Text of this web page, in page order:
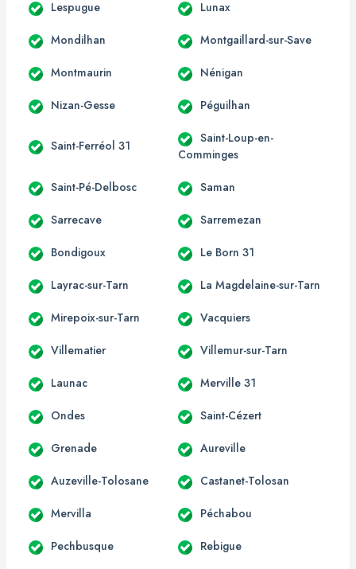
Lespugue Lunax
Mondilhan Montgaillard-sur-Save
Montmaurin Nénigan
Nizan-Gesse Péguilhan
Saint-Ferréol 31
Saint-Loup-en-
Comminges
Saint-Pé-Delbosc Saman
Sarrecave Sarremezan
Bondigoux Le Born 31
Layrac-sur-Tarn La Magdelaine-sur-Tarn
Mirepoix-sur-Tarn Vacquiers
Villematier Villemur-sur-Tarn
Launac Merville 31
Ondes Saint-Cézert
Grenade Aureville
Auzeville-Tolosane Castanet-Tolosan
Mervilla Péchabou
Pechbusque Rebigue